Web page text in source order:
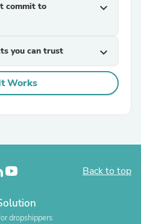
commit to
expand_more
you can trust expand_more
Works
Back to top
dropshippers